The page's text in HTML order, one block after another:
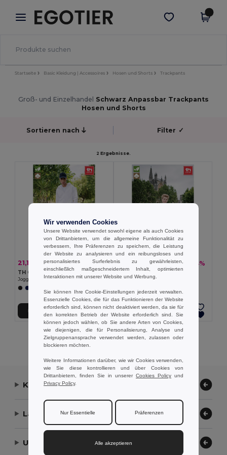
× Egotier App
Bessere Preise in der App!
App holen
Startseite Basic Kleidung | Accessoires Hosen und Shorts Trackpants
Groß- und Einzelhandel Schwarz Anpassbar Trackpants
Hosen und Shorts
Sortieren nach Filter ✓
2 Ergebnisse.
21,13 € 34,39 € -39%
TH Clothes 30307
Jogginghose (Unisex)
In den Warenkorb
18,68 € 28,37 € -34%
TH Clothes 30309
Jogginghose für Kinder
In den Warenkorb
Alle Produkte Anzeigen.
Kontaktieren Sie uns
Lassen Sie uns helfen
Unser Unternehmen
Wir verwenden Cookies
Unsere Website verwendet sowohl eigene als auch Cookies
von Drittanbietern, um die allgemeine Funktionalität zu
verbessern, Ihre Präferenzen zu speichern, die Leistung
der Website zu analysieren und ein reibungsloses und
personalisiertes Surferlebnis zu gewährleisten,
einschließlich maßgeschneidertem Inhalt, optimierten
Interaktionen mit unserer Website und Werbung.
Sie können Ihre Cookie-Einstellungen jederzeit verwalten.
Essenzielle Cookies, die für das Funktionieren der Website
erforderlich sind, können nicht deaktiviert werden, da sie für
den korrekten Betrieb der Website erforderlich sind. Sie
können jedoch wählen, ob Sie andere Arten von Cookies,
wie diejenigen, die für Personalisierung, Analyse und
Zielgruppenansprache verwendet werden, zulassen oder
blockieren möchten.
Weitere Informationen darüber, wie wir Cookies verwenden,
wie Sie diese kontrollieren und über Cookies von
Drittanbietern, finden Sie in unserer Cookies Policy und
Privacy Policy.
Nur Essentielle Präferenzen
Alle akzeptieren